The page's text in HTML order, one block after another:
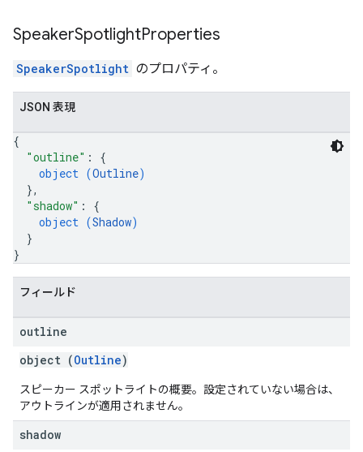
SpeakerSpotlightProperties
SpeakerSpotlight のプロパティ。
JSON 表現
{
"outline" : {
object (Outline)
},
"shadow" : {
object (Shadow)
}
}
フィールド
outline
object (Outline)
スピーカー スポットライトの概要。設定されていない場合は、
アウトラインが適用されません。
shadow